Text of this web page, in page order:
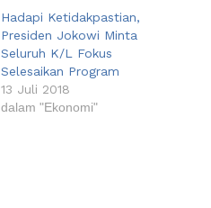
Hadapi Ketidakpastian,
Presiden Jokowi Minta
Seluruh K/L Fokus
Selesaikan Program
13 Juli 2018
dalam "Ekonomi"